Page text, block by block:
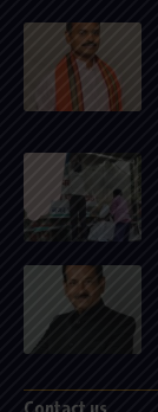
Contact us